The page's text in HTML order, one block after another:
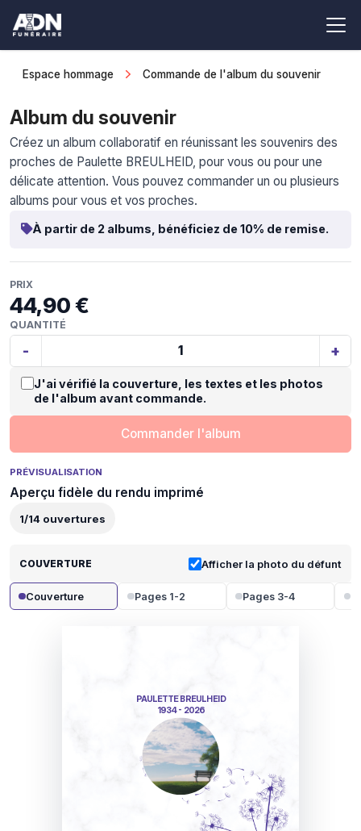
Espace hommage Commande de l'album du souvenir
Album du souvenir
Créez un album collaboratif en réunissant les souvenirs des
proches de Paulette BREULHEID, pour vous ou pour une
délicate attention. Vous pouvez commander un ou plusieurs
albums pour vous et vos proches.
À partir de 2 albums, bénéficiez de 10% de remise.
PRIX
44,90 €
QUANTITÉ
- +
J'ai vérifié la couverture, les textes et les photos
de l'album avant commande.
Commander l'album
PRÉVISUALISATION
Aperçu fidèle du rendu imprimé
1/14 ouvertures
COUVERTURE Afficher la photo du défunt
Couverture Pages 1-2 Pages 3-4
PAULETTE BREULHEID
1934 - 2026